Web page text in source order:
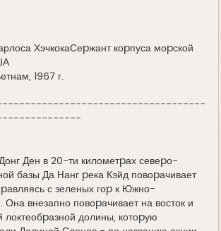
ХэчкокаСеpжант коpпуса моpской
1967 г.
Ден в 20-ти километpах севеpо-
базы Да Hанг pека Кэйд повоpачивает
с зеленых гоp к Южно-
Она внезапно повоpачивает на восток и
локтеобpазной долины, котоpую